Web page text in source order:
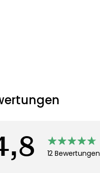
12 Bewertungen